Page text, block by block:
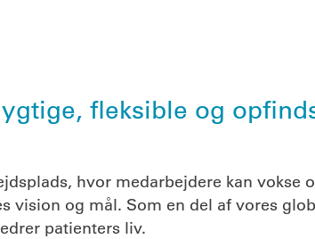
fleksible og
hvor medarbejdere kan
vision og mål. Som en del af vores
patienters liv.